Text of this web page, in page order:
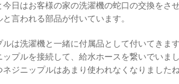
日はお客様の家の洗濯機の蛇口の交換をさ
言われる部品が付いています。
ルは洗濯機と一緒に付属品として付いてきま
ップルを接続して、給水ホースを繋いでいま
ジニップルはあまり使われなくなりましたね